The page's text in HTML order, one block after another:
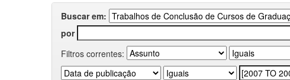
Buscar em:
por
Filtros correntes: